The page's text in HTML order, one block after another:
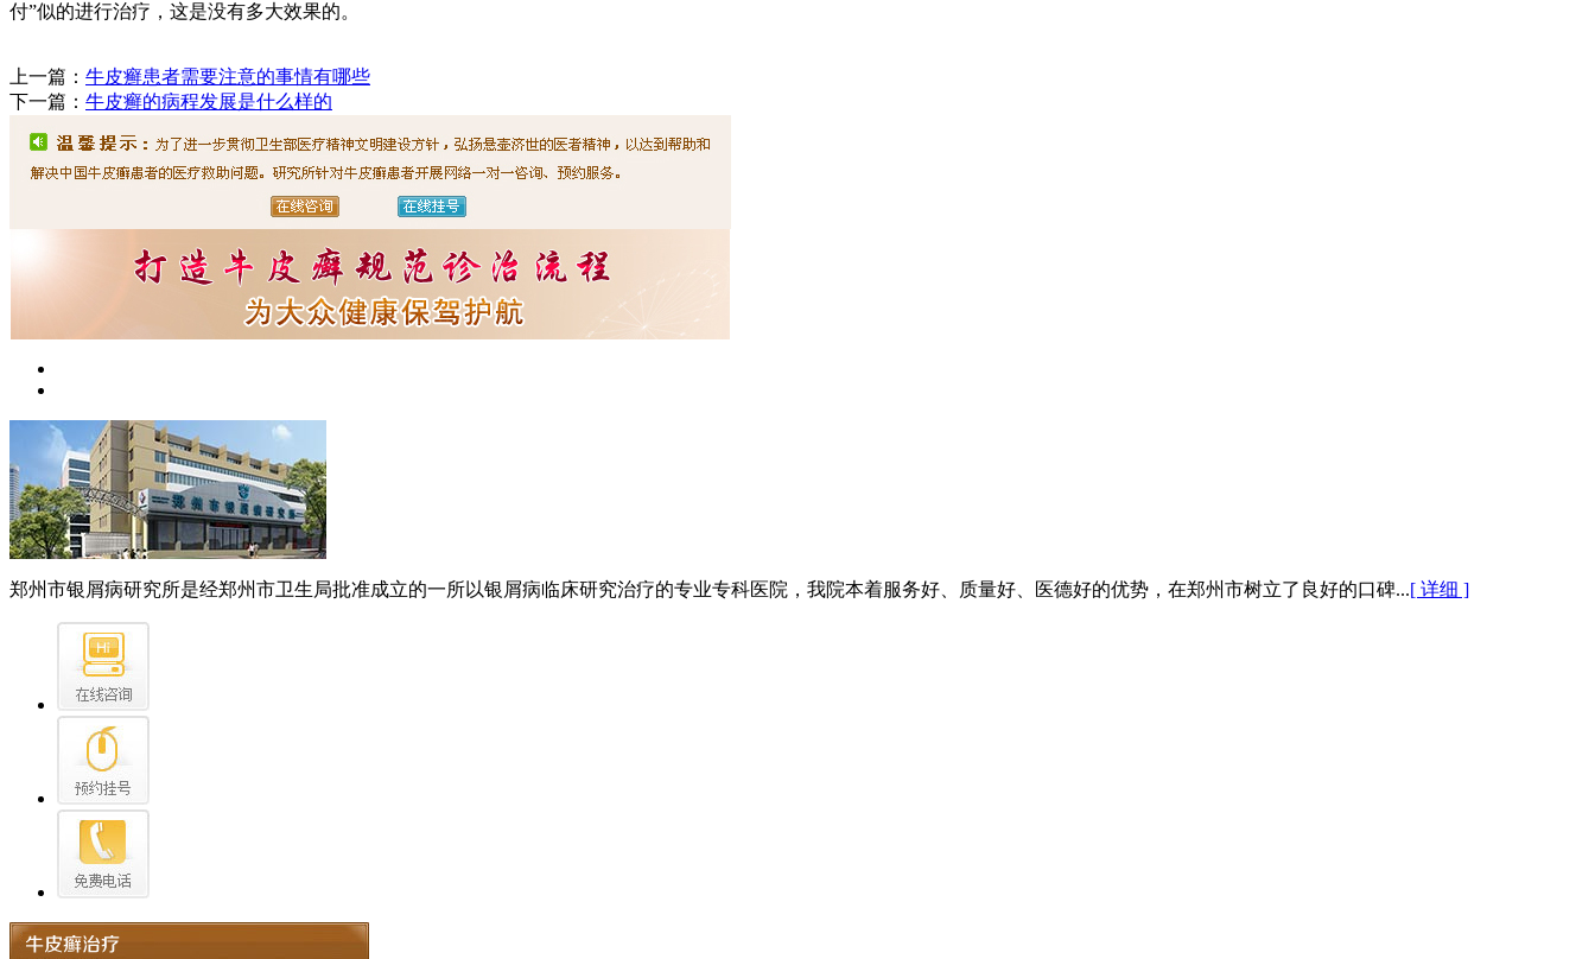
付”似的进行治疗，这是没有多大效果的。
上一篇： 牛皮癣患者需要注意的事情有哪些
下一篇： 牛皮癣的病程发展是什么样的
郑州市银屑病研究所是经郑州市卫生局批准成立的一所以银屑病临床研究治疗的专业专科医院，我院本着服务好、质量好、医德好的优势，在郑州市树立了良好的口碑...[ 详细 ]